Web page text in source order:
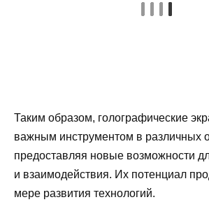
Таким образом, голографические
важным инструментом в различных
предоставляя новые возможности
и взаимодействия. Их потенциал
мере развития технологий.